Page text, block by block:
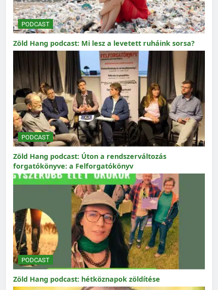
PODCAST
Zöld Hang podcast: Mi lesz a levetett ruháink sorsa?
PODCAST
Zöld Hang podcast: Úton a rendszerváltozás
forgatókönyve: a Felforgatókönyv
PODCAST
Zöld Hang podcast: hétköznapok zöldítése